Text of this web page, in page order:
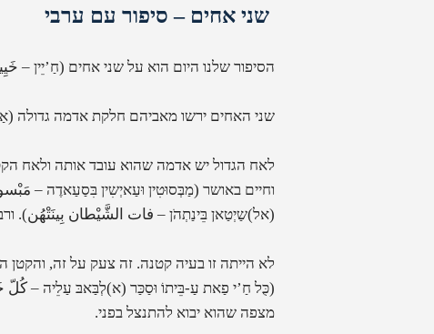
שני אחים – סיפור עם ערבי
הסיפור שלנו היום הוא על שני אחים (חַ’יֵין –
שני האחים ירשו מאביהם חלקת אדמה גדולה (
לאח הגדול יש אדמה שהוא עובד אותה ולאח
וחיים באושר (מַבְּסוּטִין וּעַאיְשִין בִּסַעַאדֶה –
(אל)שַיְטַאן בֵּינַתְהֹן – فات الشَّيْطان بِينَتْهُن).
לא הייתה זו בעיה קטנה. זה צעק על זה, והקטן
(כֻּל חַ’י פַאת עַ-בֵּיתוֹ וּסַכַּר (א)לְבַּאבּ עַלֵיה –
מצפה שהוא יבוא להתנצל בפני.